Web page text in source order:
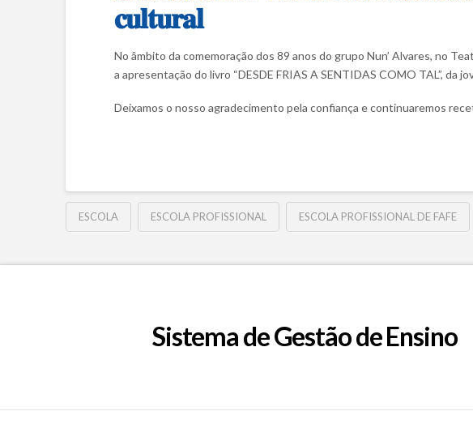
𝐜𝐮𝐥𝐭𝐮𝐫𝐚𝐥
No âmbito da comemoração dos 89 anos do grupo Nun’ Alvares, no
a apresentação do livro “DESDE FRIAS A SENTIDAS COMO TAL”,
Deixamos o nosso agradecimento pela confiança e continuaremos
ESCOLA ESCOLA PROFISSIONAL ESCOLA PROFISSIONAL DE FAFE
Sistema de Gestão de Ensino